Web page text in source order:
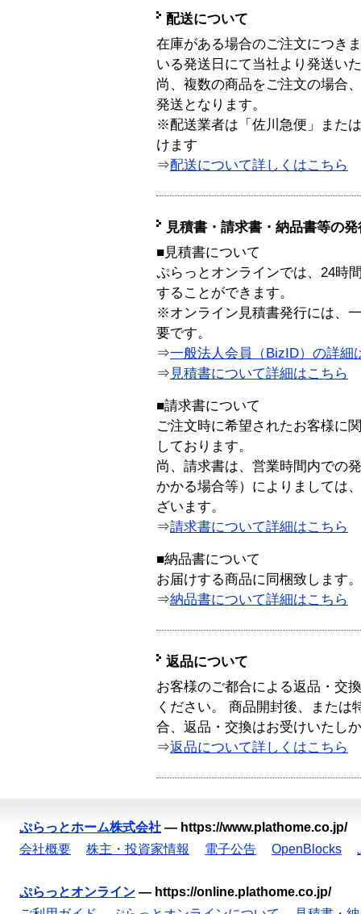
配送について
在庫がある場合のご注文につき
いる発送日にて当社より発送い
尚、複数の商品をご注文の場合
発送となります。
※配送業者は「佐川急便」また
けます
⇒配送について詳しくはこちら
見積書・請求書・納品書等の
■見積書について
ぷらっとオンラインでは、24時
することができます。
※オンライン見積書発行には、
要です。
⇒一般法人会員（BizID）の詳細
⇒ 見積書について詳細はこちら
■請求書について
ご注文時に希望されたお客様に
しております。
尚、請求書は、営業時間内での
かかる場合等）によりましては
ざいます。
⇒請求書について詳細はこちら
■納品書について
お届けする商品に同梱致します。
⇒納品書について詳細はこちら
返品について
お客様のご都合による返品・交
ください。 商品開封後、または
合、返品・交換はお受けいたし
⇒返品について詳しくはこちら
ぷらっとホーム株式会社 — https://www.plathome.co.jp/
会社概要
株主・投資家情報 電子公告 OpenBlocks
ぷらっとオンライン — https://online.plathome.co.jp/